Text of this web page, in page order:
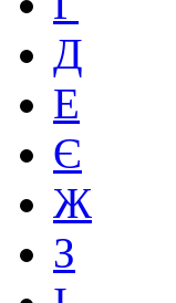
Д
Е
Є
Ж
З